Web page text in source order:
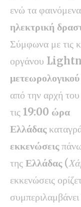
ενώ τα
ηλεκτρική
Σύμφωνα με τις
οργάνου
από την αρχή
τις 19:00 ώρα
Ελλάδας
εκκενώσεις
της Ελλάδας (
εκκενώσεις